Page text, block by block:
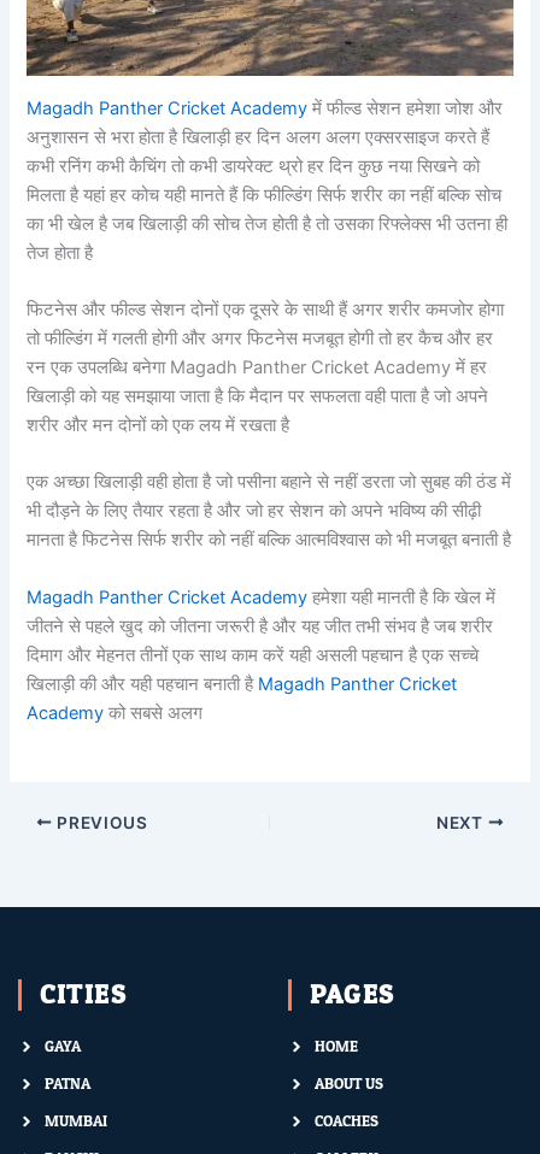
Magadh Panther Cricket Academy में फील्ड सेशन हमेशा जोश और
अनुशासन से भरा होता है खिलाड़ी हर दिन अलग अलग एक्सरसाइज करते हैं
कभी रनिंग कभी कैचिंग तो कभी डायरेक्ट थ्रो हर दिन कुछ नया सिखने को
मिलता है यहां हर कोच यही मानते हैं कि फील्डिंग सिर्फ शरीर का नहीं बल्कि सोच
का भी खेल है जब खिलाड़ी की सोच तेज होती है तो उसका रिफ्लेक्स भी उतना ही
तेज होता है
फिटनेस और फील्ड सेशन दोनों एक दूसरे के साथी हैं अगर शरीर कमजोर होगा
तो फील्डिंग में गलती होगी और अगर फिटनेस मजबूत होगी तो हर कैच और हर
रन एक उपलब्धि बनेगा Magadh Panther Cricket Academy में हर
खिलाड़ी को यह समझाया जाता है कि मैदान पर सफलता वही पाता है जो अपने
शरीर और मन दोनों को एक लय में रखता है
एक अच्छा खिलाड़ी वही होता है जो पसीना बहाने से नहीं डरता जो सुबह की ठंड में
भी दौड़ने के लिए तैयार रहता है और जो हर सेशन को अपने भविष्य की सीढ़ी
मानता है फिटनेस सिर्फ शरीर को नहीं बल्कि आत्मविश्वास को भी मजबूत बनाती है
Magadh Panther Cricket Academy हमेशा यही मानती है कि खेल में
जीतने से पहले खुद को जीतना जरूरी है और यह जीत तभी संभव है जब शरीर
दिमाग और मेहनत तीनों एक साथ काम करें यही असली पहचान है एक सच्चे
खिलाड़ी की और यही पहचान बनाती है Magadh Panther Cricket
Academy को सबसे अलग
PREVIOUS NEXT
CITIES
GAYA
PATNA
MUMBAI
PAGES
HOME
ABOUT US
COACHES